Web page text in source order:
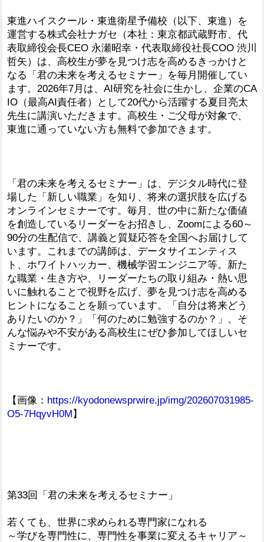
東進ハイスクール・東進衛星予備校（以下、東進）を
運営する株式会社ナガセ（本社：東京都武蔵野市、代
表取締役会長CEO 永瀬昭幸・代表取締役社長COO 渋川
哲矢）は、高校生が夢を見つけ志を高めるきっかけと
なる「君の未来を考えるセミナー」を毎月開催してい
ます。2026年7月は、AI研究を社会に生かし、企業のCA
IO（最高AI責任者）として20代から活躍する夏目亮太
先生に講演いただきます。高校生・ご父母が対象で、
東進に通っていない方も無料で参加できます。
「君の未来を考えるセミナー」は、デジタル時代に登
場した「新しい職業」を知り、将来の選択肢を広げる
オンラインセミナーです。毎月、世の中に新たな価値
を創造しているリーダーをお招きし、Zoomによる60～
90分の生配信で、講義と質疑応答を全国へお届けして
います。これまでの講師は、データサイエンティス
ト、ホワイトハッカー、機械学習エンジニア等。新た
な職業・生き方や、リーダーたちの取り組み・熱い思
いに触れることで視野を広げ、夢を見つけ志を高める
ヒントになることを願っています。「自分は将来どう
ありたいのか？」「何のために勉強するのか？」、そ
んな悩みや不安がある高校生にぜひ参加してほしいセ
ミナーです。
【画像： https://kyodonewsprwire.jp/img/202607031985-
O5-7HqyvH0M 】
第33回「君の未来を考えるセミナー」
若くても、世界に求められる専門家になれる
～学びを専門性に、専門性を事業に変えるキャリア～